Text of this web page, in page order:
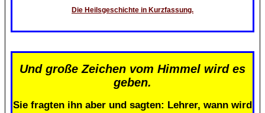
Die Heilsgeschichte in Kurzfassung.
Und große Zeichen vom Himmel wird es
geben.
Sie fragten ihn aber und sagten: Lehrer, wann wird